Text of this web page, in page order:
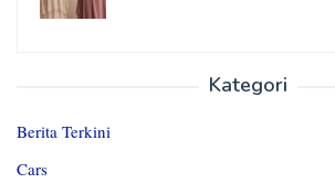
Kategori
Berita Terkini
Cars